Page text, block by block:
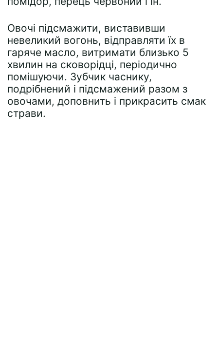
Овочі підсмажити, виставивши
невеликий вогонь, відправляти їх в
гаряче масло, витримати близько 5
хвилин на сковорідці, періодично
помішуючи. Зубчик часнику,
подрібнений і підсмажений разом з
овочами, доповнить і прикрасить смак
страви.